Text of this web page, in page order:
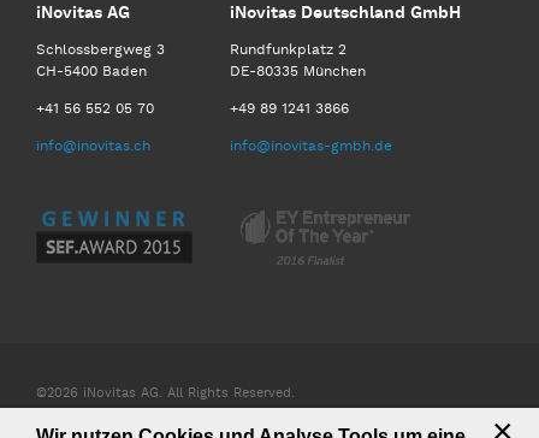
iNovitas AG
Schlossbergweg 3
CH-5400 Baden
+41 56 552 05 70
info@inovitas.ch
iNovitas Deutschland GmbH
Rundfunkplatz 2
DE-80335 München
+49 89 1241 3866
info@inovitas-gmbh.de
©2026 iNovitas AG. All Rights Reserved.